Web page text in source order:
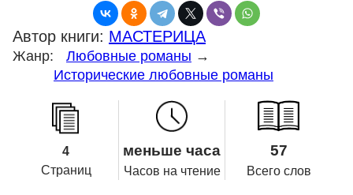
Автор книги: МАСТЕРИЦА
Жанр: Любовные романы →
Исторические любовные романы
4
Страниц
меньше часа
Часов на чтение
57
Всего слов